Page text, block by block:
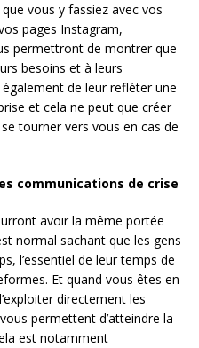
vous y fassiez avec vos
pages Instagram,
permettront de montrer que
besoins et à leurs
de leur refléter une
et cela ne peut que créer
tourner vers vous en cas de
communications de crise
avoir la même portée
normal sachant que les gens
l’essentiel de leur temps de
Et quand vous êtes en
directement les
permettent d’atteindre la
est notamment